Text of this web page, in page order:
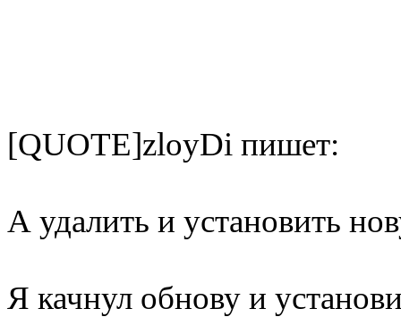
[QUOTE]zloyDi пишет:
А удалить и установить
Я качнул обнову и